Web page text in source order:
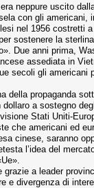
neppure uscito
con gli
nel 1956 costretti
sostenere la
Due anni prima,
assediata in
secoli gli americani
della propaganda
dollaro a sostegno
Stati Uniti-
che americani ed
cinese, saranno
l’idea del
grazie a leader
e divergenza di